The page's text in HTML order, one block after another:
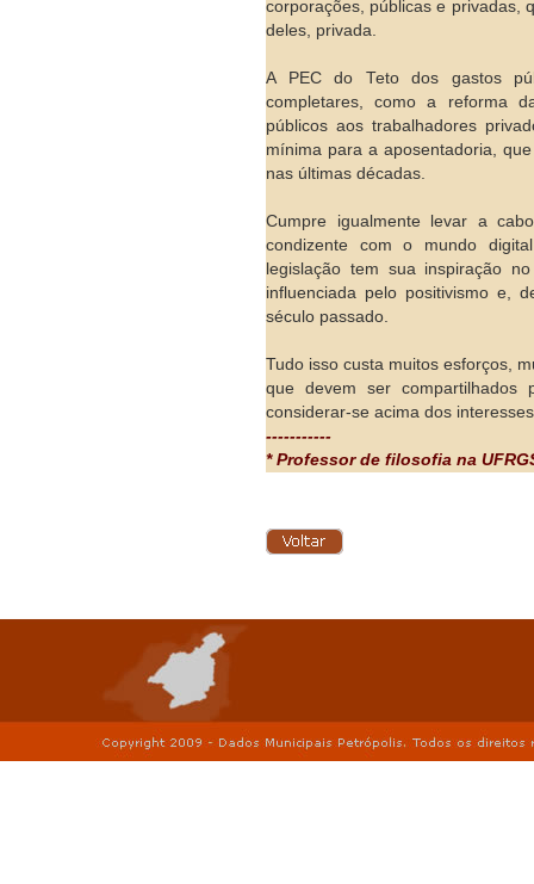
corporações, públicas e privadas,
deles, privada.
A PEC do Teto dos gastos
completares, como a reforma
públicos aos trabalhadores
mínima para a aposentadoria,
nas últimas décadas.
Cumpre igualmente levar a
condizente com o mundo
legislação tem sua inspiração
influenciada pelo positivismo e,
século passado.
Tudo isso custa muitos esforços,
que devem ser compartilhados
considerar-se acima dos
-----------
* Professor de filosofia na